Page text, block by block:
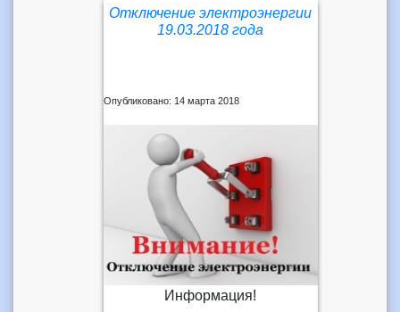
Отключение электроэнергии
19.03.2018 года
Опубликовано: 14 марта 2018
Информация!